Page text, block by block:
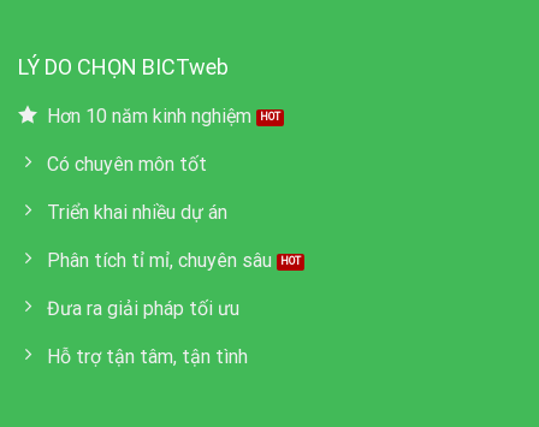
LÝ DO CHỌN BICTweb
Hơn 10 năm kinh nghiệm
Có chuyên môn tốt
Triển khai nhiều dự án
Phân tích tỉ mỉ, chuyên sâu
Đưa ra giải pháp tối ưu
Hỗ trợ tận tâm, tận tình